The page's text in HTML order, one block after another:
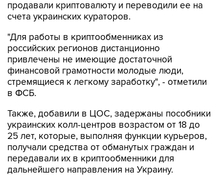
продавали криптовалюту и переводили ее на
счета украинских кураторов.
"Для работы в криптообменниках из
российских регионов дистанционно
привлечены не имеющие достаточной
финансовой грамотности молодые люди,
стремящиеся к легкому заработку", - отметили
в ФСБ.
Также, добавили в ЦОС, задержаны пособники
украинских колл-центров возрастом от 18 до
25 лет, которые, выполняя функции курьеров,
получали средства от обманутых граждан и
передавали их в криптообменники для
дальнейшего направления на Украину.